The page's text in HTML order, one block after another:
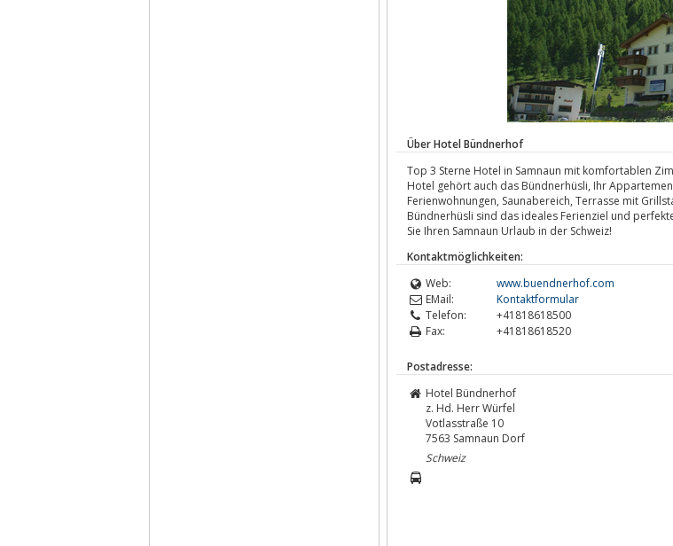
Über Hotel Bündnerhof
Top 3 Sterne Hotel in Samnaun mit komfortablen
Hotel gehört auch das Bündnerhüsli, Ihr
Ferienwohnungen, Saunabereich, Terrasse mit
Bündnerhüsli sind das ideales Ferienziel und
Sie Ihren Samnaun Urlaub in der Schweiz!
Kontaktmöglichkeiten:
Web:
www.buendnerhof.com
EMail:
Kontaktformular
Telefon:
+41818618500
Fax:
+41818618520
Postadresse:
Hotel Bündnerhof
z. Hd. Herr Würfel
Votlasstraße 10
7563 Samnaun Dorf
Schweiz